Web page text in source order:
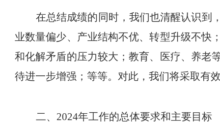
在总结成绩的同时，我们也清醒认识到
业数量偏少、产业结构不优、转型升级不快
和化解矛盾的压力较大；教育、医疗、养老
待进一步增强；等等。对此，我们将采取有
二、 2024年工作的总体要求和主要目标